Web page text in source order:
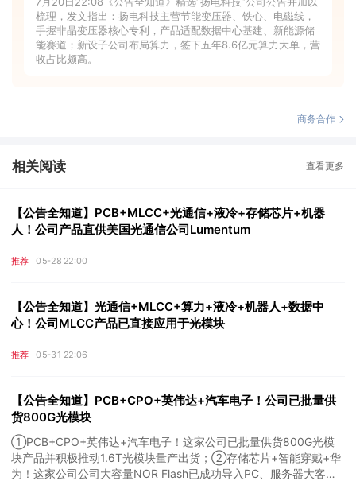
梳理，发文指出：扬电科技主营节能变压器、铁心、电磁线，
手握非晶变压器核心专利，产品适配数据中心基建、新能源储
能赛道；新设子公司布局算力，签下五年8.6亿元算力大单，营
收占比颇高。
商务合作
相关阅读 查看更多
【公告全知道】PCB+MLCC+光通信+液冷+存储芯片+机器
人！公司产品直供美国光通信公司Lumentum
推荐 05-28 22:00
【公告全知道】光通信+MLCC+算力+液冷+机器人+数据中
心！公司MLCC产品已直接应用于光模块
推荐 05-31 22:06
【公告全知道】PCB+CPO+英伟达+汽车电子！公司已批量供
货800G光模块
①PCB+CPO+英伟达+汽车电子！这家公司已批量供货800G光模
块产品并积极推动1.6T光模块量产出货；②存储芯片+智能穿戴+华
为！这家公司公司大容量NOR Flash已成功导入PC、服务器大客